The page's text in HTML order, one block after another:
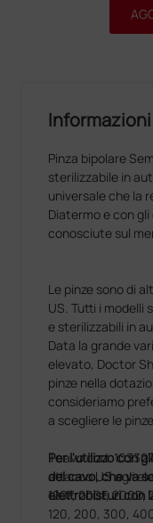
Pinza bipolare
sterilizzabile in
universale che la
Diatermo e con
conosciute sul
Le pinze sono di
US. Tutti i
e sterilizzabili in
Data la grande
elevato, Doctor
pinze nella
consideriamo
a scegliere le
Per l'utilizzo con
del cavo, che va
elettrobisturi con
Il cavo cod.
attacco US agli
120F, 200F, 200D,
120, 200, 300,